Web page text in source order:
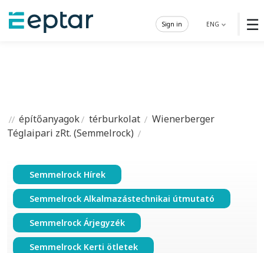
☰
ENG
Sign in
építőanyagok térburkolat
Wienerberger
Téglaipari zRt. (Semmelrock)
Semmelrock Hírek
Semmelrock Alkalmazástechnikai útmutató
Semmelrock Árjegyzék
Semmelrock Kerti ötletek